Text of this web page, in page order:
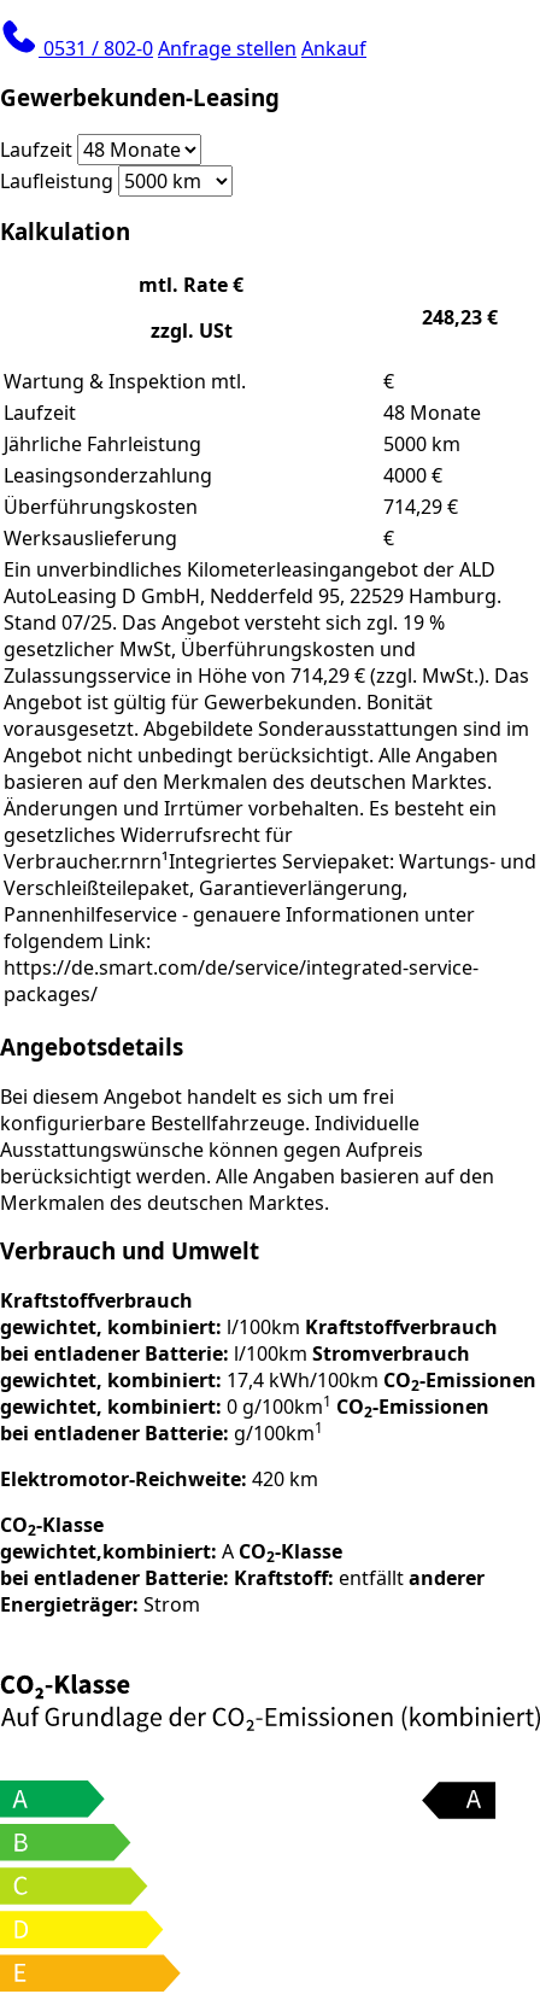
0531 / 802-0Anfrage stellen Ankauf
Gewerbekunden-Leasing
Laufzeit
Laufleistung
Kalkulation
mtl. Rate €
zzgl. USt
248,23€
Wartung & Inspektion mtl.
€
Laufzeit
48 Monate
Jährliche Fahrleistung
5000 km
Leasingsonderzahlung
4000€
Überführungskosten
714,29 €
Werksauslieferung
€
Ein unverbindliches Kilometerleasingangebot der ALD
AutoLeasing D GmbH, Nedderfeld 95, 22529 Hamburg.
Stand 07/25. Das Angebot versteht sich zgl. 19 %
gesetzlicher MwSt, Überführungskosten und
Zulassungsservice in Höhe von 714,29 € (zzgl. MwSt.). Das
Angebot ist gültig für Gewerbekunden. Bonität
vorausgesetzt. Abgebildete Sonderausstattungen sind im
Angebot nicht unbedingt berücksichtigt. Alle Angaben
basieren auf den Merkmalen des deutschen Marktes.
Änderungen und Irrtümer vorbehalten. Es besteht ein
gesetzliches Widerrufsrecht für
Verbraucher.rnrn¹Integriertes Serviepaket: Wartungs- und
Verschleißteilepaket, Garantieverlängerung,
Pannenhilfeservice - genauere Informationen unter
folgendem Link:
https://de.smart.com/de/service/integrated-service-
packages/
Angebotsdetails
Bei diesem Angebot handelt es sich um frei
konfigurierbare Bestellfahrzeuge. Individuelle
Ausstattungswünsche können gegen Aufpreis
berücksichtigt werden. Alle Angaben basieren auf den
Merkmalen des deutschen Marktes.
Verbrauch und Umwelt
Kraftstoffverbrauch
gewichtet, kombiniert: l/100km Kraftstoffverbrauch
bei entladener Batterie: l/100km Stromverbrauch
gewichtet, kombiniert: 17,4 kWh/100km CO2-Emissionen
gewichtet, kombiniert: 0 g/100km1 CO2-Emissionen
bei entladener Batterie: g/100km1
Elektromotor-Reichweite: 420 km
CO2-Klasse
gewichtet,kombiniert: A CO2-Klasse
bei entladener Batterie: Kraftstoff: entfälltanderer
Energieträger: Strom